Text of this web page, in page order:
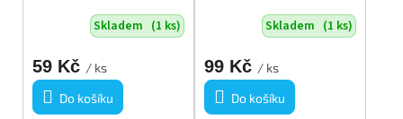
Skladem (1 ks)
59 Kč / ks
Do košíku
Skladem (1 ks)
99 Kč / ks
Do košíku